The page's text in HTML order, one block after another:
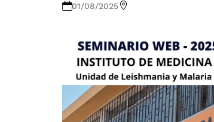
01/08/2025